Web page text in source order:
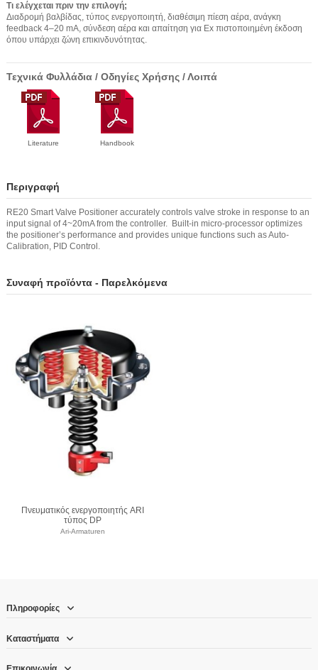
Τι ελέγχεται πριν την επιλογή;
Διαδρομή βαλβίδας, τύπος ενεργοποιητή, διαθέσιμη πίεση αέρα, ανάγκη
feedback 4–20 mA, σύνδεση αέρα και απαίτηση για Ex πιστοποιημένη έκδοση
όπου υπάρχει ζώνη επικινδυνότητας.
Τεχνικά Φυλλάδια / Οδηγίες Χρήσης / Λοιπά
Literature Handbook
Περιγραφή
RE20 Smart Valve Positioner accurately controls valve stroke in response to an
input signal of 4~20mA from the controller. Built-in micro-processor optimizes
the positioner’s performance and provides unique functions such as Auto-
Calibration, PID Control.
Συναφή προϊόντα - Παρελκόμενα
Πνευματικός ενεργοποιητής ARI
τύπος DP
Ari-Armaturen
Πληροφορίες
Καταστήματα